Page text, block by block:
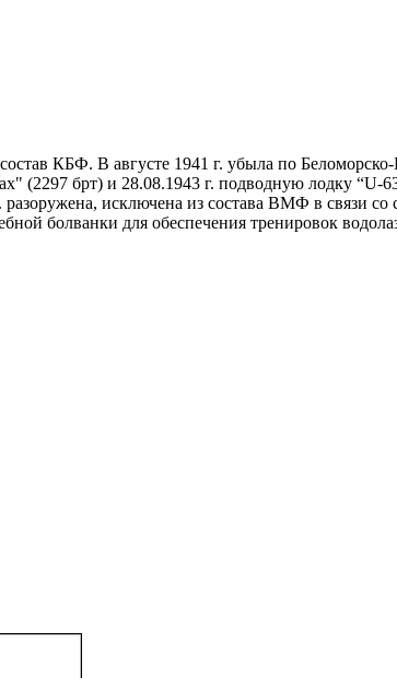
КБФ. В августе 1941 г. убыла по
брт) и 28.08.1943 г. подводную лодку “U-
исключена из состава ВМФ в связи
болванки для обеспечения тренировок